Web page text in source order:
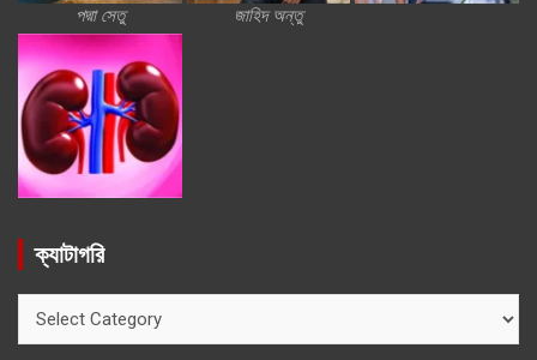
পদ্মা সেতু জাহিদ অন্তু
ক্যাটাগরি